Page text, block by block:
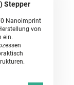
Stepper
Nanoimprint
von
ein.